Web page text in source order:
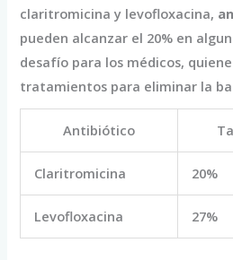
claritromicina y levofloxacina,
pueden alcanzar el 20% en
desafío para los médicos,
tratamientos para eliminar la
Antibiótico
Claritromicina 20%
Levofloxacina 27%